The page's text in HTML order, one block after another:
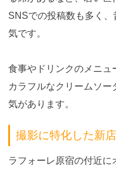
SNSでの投稿数も多く、
気です。
食事やドリンクのメニュ
カラフルなクリームソー
気があります。
撮影に特化した新
ラフォーレ原宿の付近に